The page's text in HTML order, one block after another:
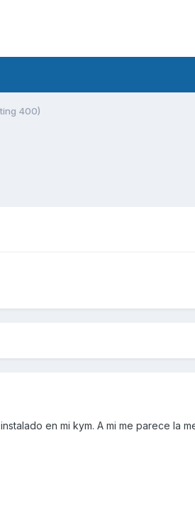
400)
en mi kym. A mi me parece la